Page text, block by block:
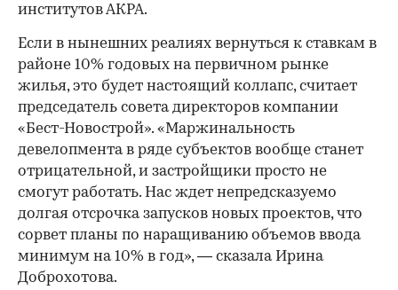
институтов АКРА.
Если в нынешних реалиях вернуться к ставкам в
районе 10% годовых на первичном рынке
жилья, это будет настоящий коллапс, считает
председатель совета директоров компании
«Бест-Новострой». «Маржинальность
девелопмента в ряде субъектов вообще станет
отрицательной, и застройщики просто не
смогут работать. Нас ждет непредсказуемо
долгая отсрочка запусков новых проектов, что
сорвет планы по наращиванию объемов ввода
минимум на 10% в год», — сказала Ирина
Доброхотова.